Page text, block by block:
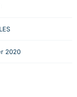
2020